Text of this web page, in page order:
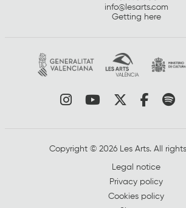
info@lesarts.com
Getting here
Link to instagram
Link toLink to
Link
Copyright © 2026 Les Arts. All
Legal notice
Privacy policy
Cookies policy